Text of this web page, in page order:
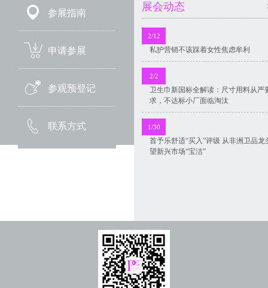
参展指南
申请参展
参观预登记
联系方式
展会动态
2/12
私护营销不该踩着女性焦虑牟利
2/2
卫生巾新国标全解读：尺寸用料从严
求，不达标小厂面临淘汰
1/30
首予乐舒适“买入”评级 从非洲卫品龙
望新兴市场“宝洁”